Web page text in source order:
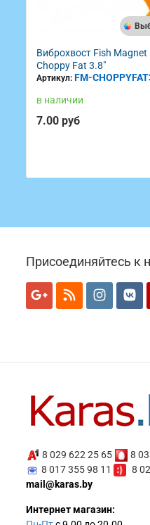
Виброхвост Fish Magnet
Choppy Fat 3.8"
Артикул: FM-
в наличии
7.00 руб
Присоединяйтесь к
8 029 622 25 65
8
8 017 355 98 11
8
mail@karas.by
Интернет магазин: